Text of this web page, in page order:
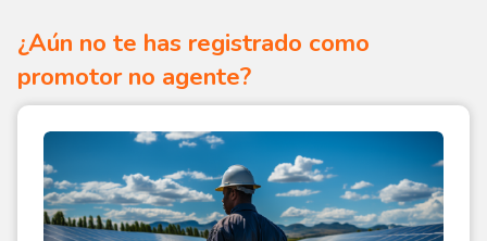
¿Aún no te has registrado como
promotor no agente?